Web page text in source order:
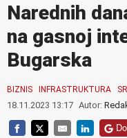
Narednih
na gasnoj
Bugarska
BIZNIS INFRASTRUKTURA
18.11.2023 13:17 Autor: